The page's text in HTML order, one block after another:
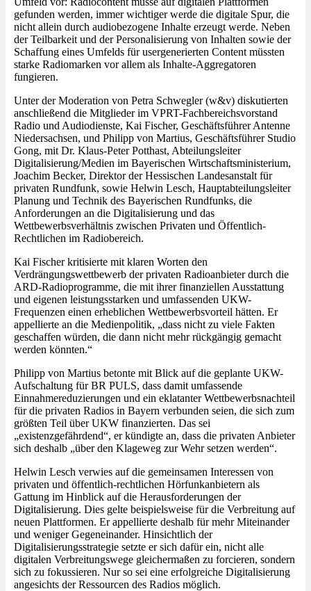
gefunden werden, immer wichtiger werde die digitale Spur, die
nicht allein durch audiobezogene Inhalte erzeugt werde. Neben
der Teilbarkeit und der Personalisierung von Inhalten sowie der
Schaffung eines Umfelds für usergenerierten Content müssten
starke Radiomarken vor allem als Inhalte-Aggregatoren
fungieren.
Unter der Moderation von Petra Schwegler (w&v) diskutierten
anschließend die Mitglieder im VPRT-Fachbereichsvorstand
Radio und Audiodienste, Kai Fischer, Geschäftsführer Antenne
Niedersachsen, und Philipp von Martius, Geschäftsführer Studio
Gong, mit Dr. Klaus-Peter Potthast, Abteilungsleiter
Digitalisierung/Medien im Bayerischen Wirtschaftsministerium,
Joachim Becker, Direktor der Hessischen Landesanstalt für
privaten Rundfunk, sowie Helwin Lesch, Hauptabteilungsleiter
Planung und Technik des Bayerischen Rundfunks, die
Anforderungen an die Digitalisierung und das
Wettbewerbsverhältnis zwischen Privaten und Öffentlich-
Rechtlichen im Radiobereich.
Kai Fischer kritisierte mit klaren Worten den
Verdrängungswettbewerb der privaten Radioanbieter durch die
ARD-Radioprogramme, die mit ihrer finanziellen Ausstattung
und eigenen leistungsstarken und umfassenden UKW-
Frequenzen einen erheblichen Wettbewerbsvorteil hätten. Er
appellierte an die Medienpolitik, „dass nicht zu viele Fakten
geschaffen würden, die dann nicht mehr rückgängig gemacht
werden könnten.“
Philipp von Martius betonte mit Blick auf die geplante UKW-
Aufschaltung für BR PULS, dass damit umfassende
Einnahmereduzierungen und ein eklatanter Wettbewerbsnachteil
für die privaten Radios in Bayern verbunden seien, die sich zum
größten Teil über UKW finanzierten. Das sei
„existenzgefährdend“, er kündigte an, dass die privaten Anbieter
sich deshalb „über den Klageweg zur Wehr setzen werden“.
Helwin Lesch verwies auf die gemeinsamen Interessen von
privaten und öffentlich-rechtlichen Hörfunkanbietern als
Gattung im Hinblick auf die Herausforderungen der
Digitalisierung. Dies gelte beispielsweise für die Verbreitung auf
neuen Plattformen. Er appellierte deshalb für mehr Miteinander
und weniger Gegeneinander. Hinsichtlich der
Digitalisierungsstrategie setzte er sich dafür ein, nicht alle
digitalen Verbreitungswege gleichermaßen zu forcieren, sondern
sich zu fokussieren. Nur so sei eine erfolgreiche Digitalisierung
angesichts der Ressourcen des Radios möglich.